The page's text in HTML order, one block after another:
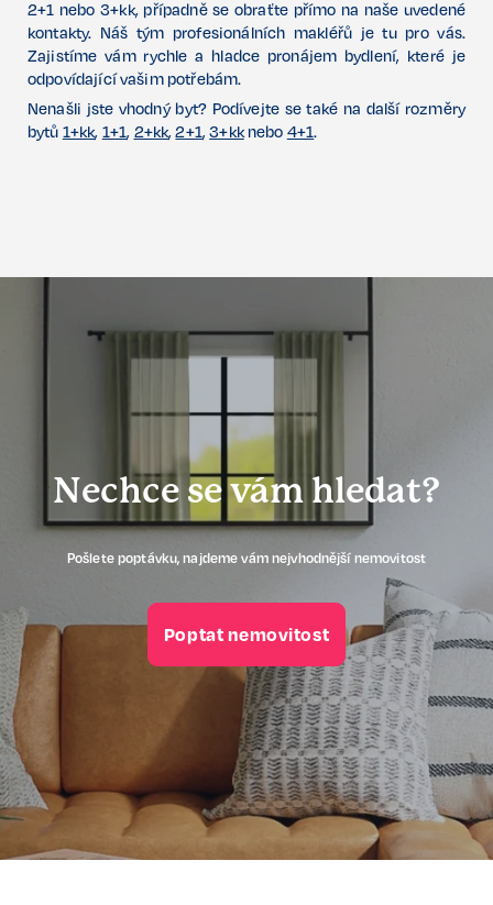
2+1 nebo 3+kk, případně se obraťte přímo na naše uvedené
kontakty. Náš tým profesionálních makléřů je tu pro vás.
Zajistíme vám rychle a hladce pronájem bydlení, které je
odpovídající vašim potřebám.
Nenašli jste vhodný byt? Podívejte se také na další rozměry
bytů 1+kk, 1+1, 2+kk,2+1,3+kknebo 4+1.
Nechce se vám hledat?
Pošlete poptávku, najdeme vám nejvhodnější nemovitost
Poptat nemovitost